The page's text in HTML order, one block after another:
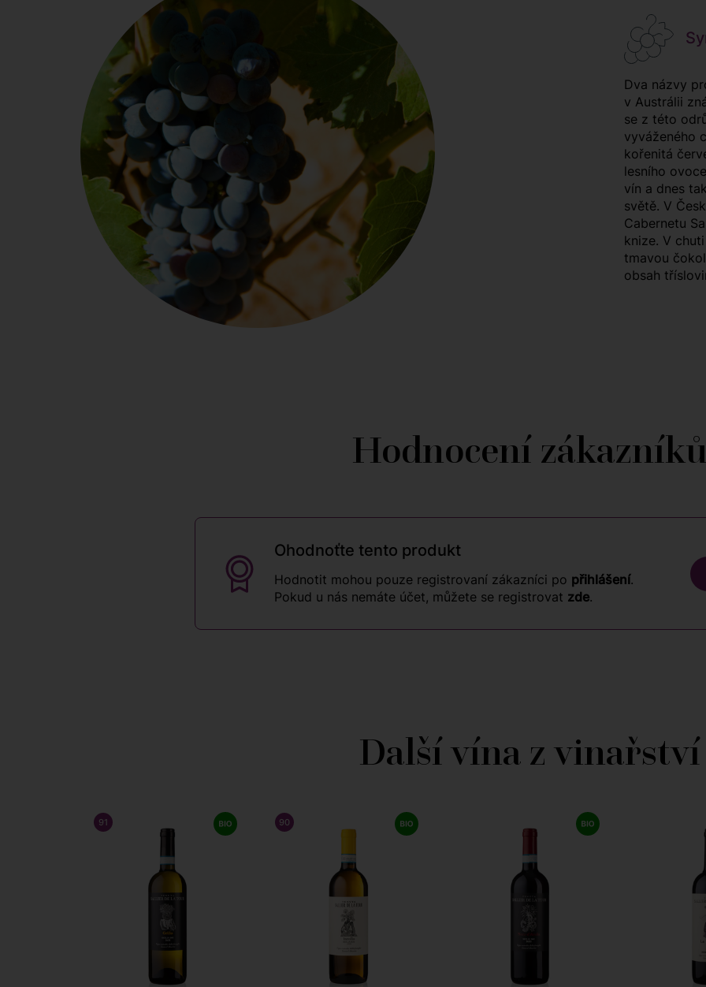
Dva názvy
v Austrálii
se z této
vyváženého
kořenitá
lesního
vín a dnes
světě. V
Cabernetu
knize. V
tmavou
obsah
Hodnocení
Ohodnoťte tento produkt
Hodnotit mohou pouze registrovaní zákazníci po přihlášení.
Pokud u nás nemáte účet, můžete se registrovat zde.
Další vína z vinařství
91 JAMES SUCKLING 90 JAMES SUCKLING